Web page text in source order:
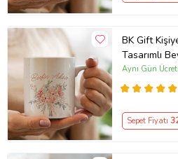
BK Gift
Tasarımlı
Arkadaşa
Doğum
Aynı Gün
Sepet Fiyatı